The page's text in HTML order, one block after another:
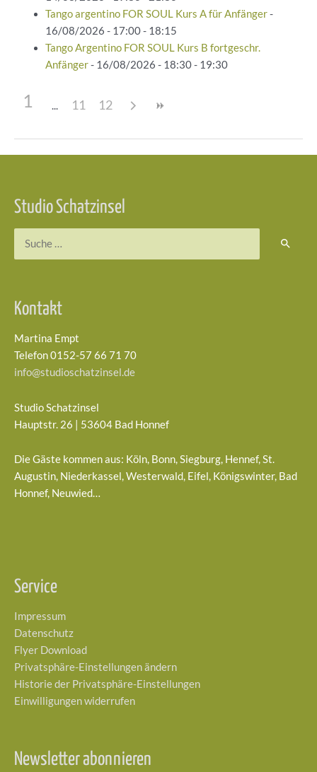
Tango argentino FOR SOUL Kurs A für Anfänger-
16/08/2026 - 17:00 - 18:15
Tango Argentino FOR SOUL Kurs B fortgeschr.
Anfänger- 16/08/2026 - 18:30 - 19:30
1 11 12
Studio Schatzinsel
Kontakt
Martina Empt
Telefon 0152-57 66 71 70
info@studioschatzinsel.de
Studio Schatzinsel
Hauptstr. 26 | 53604 Bad Honnef
Die Gäste kommen aus: Köln, Bonn, Siegburg, Hennef, St.
Augustin, Niederkassel, Westerwald, Eifel, Königswinter, Bad
Honnef, Neuwied…
Service
Impressum
Datenschutz
Flyer Download
Privatsphäre-Einstellungen ändern
Historie der Privatsphäre-Einstellungen
Einwilligungen widerrufen
Newsletter abonnieren